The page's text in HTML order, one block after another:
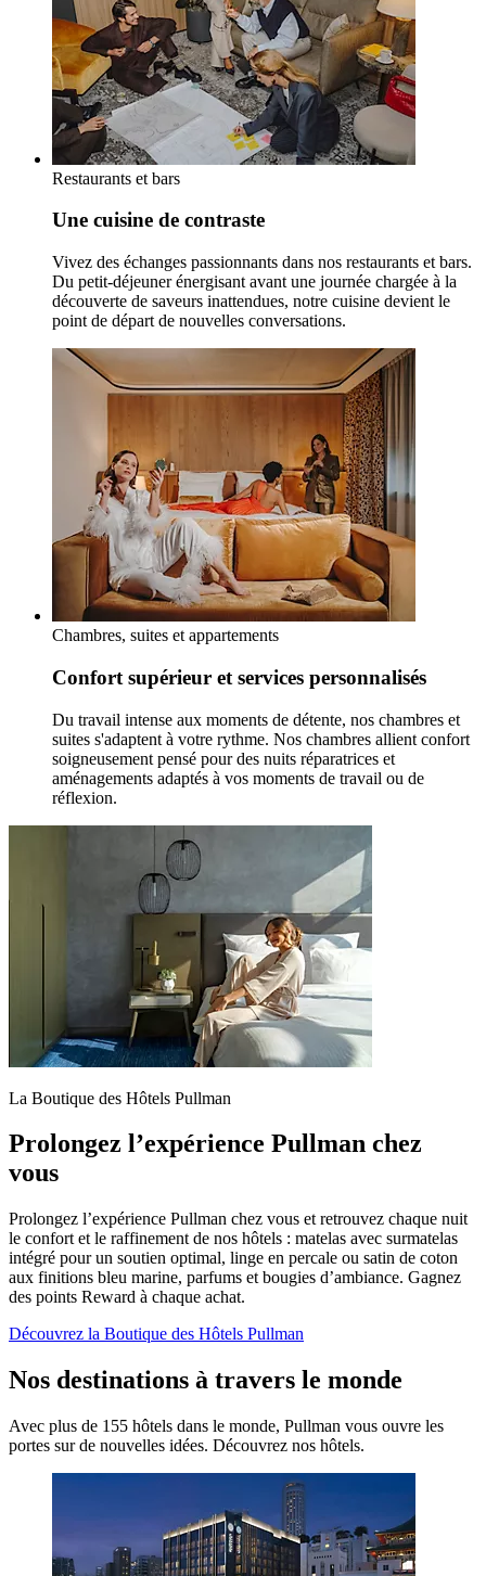
Restaurants et bars
Une cuisine de contraste
Vivez des échanges passionnants dans nos restaurants et bars.
Du petit-déjeuner énergisant avant une journée chargée à la
découverte de saveurs inattendues, notre cuisine devient le
point de départ de nouvelles conversations.
Chambres, suites et appartements
Confort supérieur et services personnalisés
Du travail intense aux moments de détente, nos chambres et
suites s'adaptent à votre rythme. Nos chambres allient confort
soigneusement pensé pour des nuits réparatrices et
aménagements adaptés à vos moments de travail ou de
réflexion.
La Boutique des Hôtels Pullman
Prolongez l’expérience Pullman chez
vous
Prolongez l’expérience Pullman chez vous et retrouvez chaque nuit
le confort et le raffinement de nos hôtels : matelas avec surmatelas
intégré pour un soutien optimal, linge en percale ou satin de coton
aux finitions bleu marine, parfums et bougies d’ambiance. Gagnez
des points Reward à chaque achat.
Découvrez la Boutique des Hôtels Pullman
Nos destinations à travers le monde
Avec plus de 155 hôtels dans le monde, Pullman vous ouvre les
portes sur de nouvelles idées. Découvrez nos hôtels.